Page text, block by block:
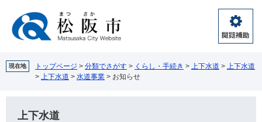
閲
覧
助
現在地 トップページ > 分類でさがす > くらし・手続き > 上下水道 > 上下水道
> 上下水道 > 水道事業 > お知らせ
上下水道